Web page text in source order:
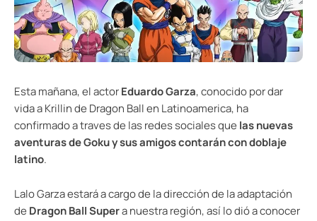
Esta mañana, el actorEduardo Garza, conocido por dar
vida a Krillin de Dragon Ball en Latinoamerica, ha
confirmado a traves de las redes sociales que las nuevas
aventuras de Goku y sus amigos contarán con doblaje
latino.
Lalo Garza estará a cargo de la dirección de la adaptación
de Dragon Ball Supera nuestra región, así lo dió a conocer